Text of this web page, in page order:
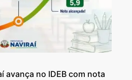
avança no IDEB com nota